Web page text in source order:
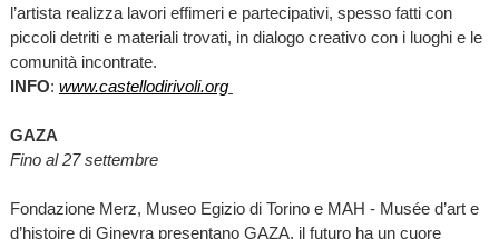
l’artista realizza lavori effimeri e partecipativi, spesso fatti con
piccoli detriti e materiali trovati, in dialogo creativo con i luoghi e le
comunità incontrate.
INFO: www.castellodirivoli.org
GAZA
Fino al 27 settembre
Fondazione Merz, Museo Egizio di Torino e MAH - Musée d’art e
d’histoire di Ginevra presentano GAZA, il futuro ha un cuore